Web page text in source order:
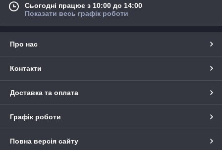
Вартість 350 грн м. п.
Встановлюється в готовий отвір по верх полотна стільниці.
Сьогодні працює з 10:00 до 14:00
Показати весь графік роботи
Про нас
Контакти
Доставка та оплата
Графік роботи
Повна версія сайту